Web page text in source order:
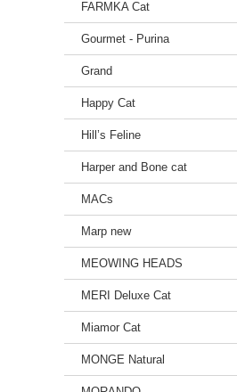
FARMKA Cat
Gourmet - Purina
Grand
Happy Cat
Hill’s Feline
Harper and Bone cat
MACs
Marp new
MEOWING HEADS
MERI Deluxe Cat
Miamor Cat
MONGE Natural